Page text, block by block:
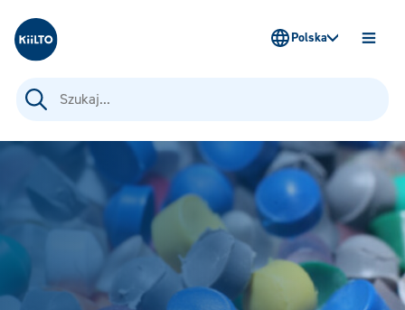
Kiilto Poland
Szukaj:
Polska